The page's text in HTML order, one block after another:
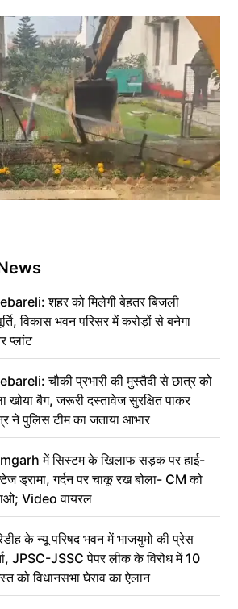
शहर को मिलेगी बेहतर बिजली
विकास भवन परिसर में करोड़ों से बनेगा
प्लांट
चौकी प्रभारी की मुस्तैदी से छात्र को
खोया बैग, जरूरी दस्तावेज सुरक्षित पाकर
ने पुलिस टीम का जताया आभार
में सिस्टम के खिलाफ सड़क पर हाई-
ड्रामा, गर्दन पर चाकू रख बोला- CM को
Video वायरल
के न्यू परिषद भवन में भाजयुमो की प्रेस
JPSC-JSSC पेपर लीक के विरोध में 10
को विधानसभा घेराव का ऐलान